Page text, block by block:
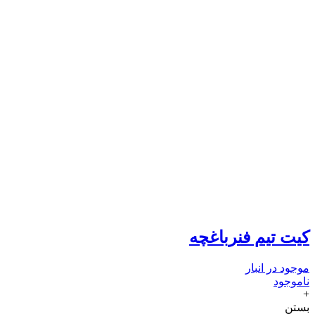
کیت تیم فنرباغچه
موجود در انبار
ناموجود
+
بستن